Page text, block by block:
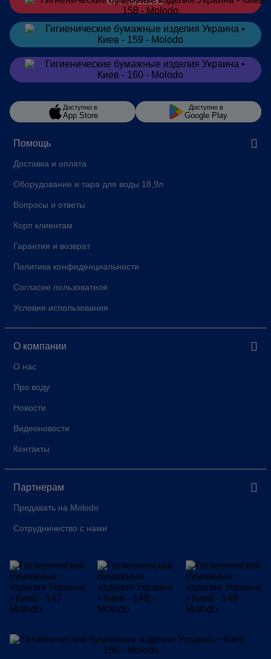
Помощь
Доставка и оплата
Оборудование и тара для воды 18,9л
Вопросы и ответы
Корп клиентам
Гарантия и возврат
Политика конфиденциальности
Согласие пользователя
Условия использования
О компании
О нас
Про воду
Новости
Видеоновости
Контакты
Партнерам
Продавать на Molodo
Сотрудничество с нами
Заказатьв Telegram
Заказатьв Viber
Доступно в
App Store
Доступно в
Google Play